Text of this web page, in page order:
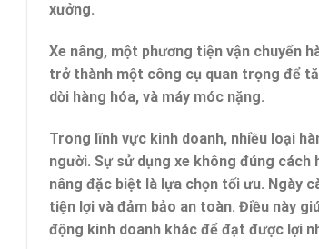
xưởng.
Xe nâng, một phương tiện vận chuyển
trở thành một công cụ quan trọng để
dời hàng hóa, và máy móc nặng.
Trong lĩnh vực kinh doanh, nhiều loại
người. Sự sử dụng xe không đúng
nâng đặc biệt là lựa chọn tối ưu. Ngày
tiện lợi và đảm bảo an toàn. Điều này
động kinh doanh khác để đạt được lợi